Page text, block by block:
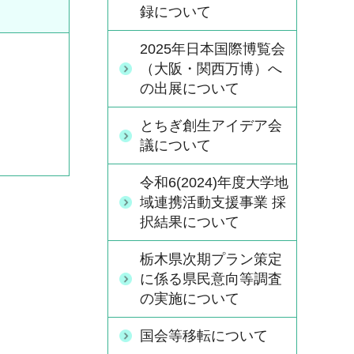
録について
2025年日本国際博覧会
（大阪・関西万博）へ
の出展について
とちぎ創生アイデア会
議について
令和6(2024)年度大学地
域連携活動支援事業 採
択結果について
栃木県次期プラン策定
に係る県民意向等調査
の実施について
国会等移転について